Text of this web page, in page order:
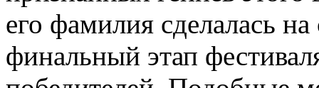
его фамилия сделалась
финальный этап